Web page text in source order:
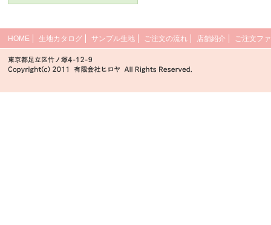
HOME 生地カタログ サンプル生地 ご注文の流れ 店舗紹介 ご注文フ